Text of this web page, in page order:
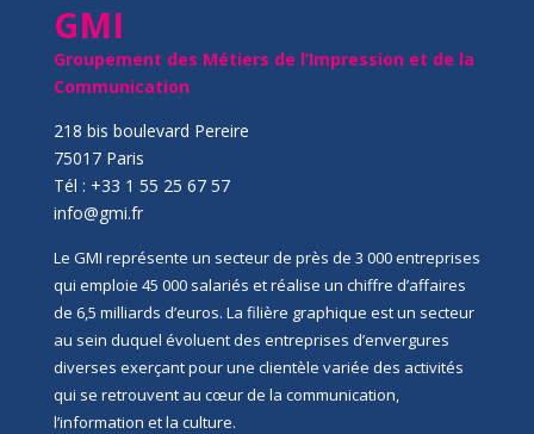
GMI
Groupement des Métiers de l’Impression et de la
Communication
218 bis boulevard Pereire
75017 Paris
Tél : +33 1 55 25 67 57
info@gmi.fr
Le GMI représente un secteur de près de 3 000 entreprises
qui emploie 45 000 salariés et réalise un chiffre d’affaires
de 6,5 milliards d’euros. La filière graphique est un secteur
au sein duquel évoluent des entreprises d’envergures
diverses exerçant pour une clientèle variée des activités
qui se retrouvent au cœur de la communication,
l’information et la culture.